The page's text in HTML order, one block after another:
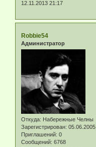
12.11.2013 21:17
Robbie54
Администратор
Откуда: Набережные Челны
Зарегистрирован: 05.06.2005
Приглашений: 0
Сообщений: 6768